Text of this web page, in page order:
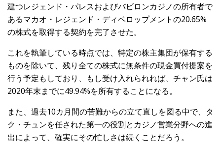
建つレジェンド・パレスおよびバビロンカジノの所有者で
あるマカオ・レジェンド・ディベロップメントの20.65%
の株式を取得する契約を完了させた。
これを執筆している時点では、特定の株主集団が保有する
ものを除いて、残り全ての株式に無条件の現金買付提案を
行う予定もしており、もし受け入れられれば、チャン氏は
2020年末までに49.94%を所有することになる。
また、過去10カ月間の苦難からの立て直しを図る中で、タ
ク・チュンを任された第一の役割とカジノ営業分野への進
出によって、確実にその忙しさは続くことだろう。